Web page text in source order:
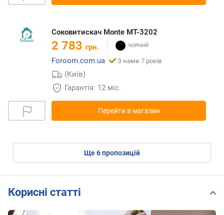
Соковитискач Monte MT-3202
2 783 грн.
Foroom.com.ua
З нами 7 років
(Київ)
Гарантія: 12 міс.
Перейти в магазин
ще6пропозицій
Корисні статті